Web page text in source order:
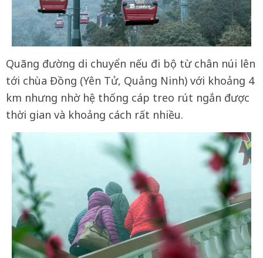
Quãng đường di chuyển nếu đi bộ từ chân núi lên
tới chùa Đồng (Yên Tử, Quảng Ninh) với khoảng 4
km nhưng nhờ hệ thống cáp treo rút ngắn được
thời gian và khoảng cách rất nhiều.